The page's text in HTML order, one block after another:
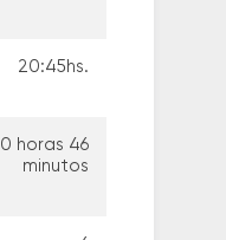
20:45hs.
0 horas 46
minutos